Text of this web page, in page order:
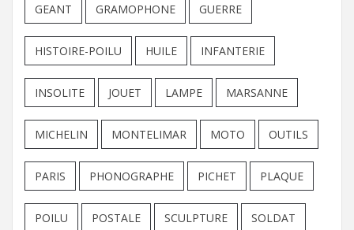
GEANT GRAMOPHONE GUERRE
HISTOIRE-POILU HUILE INFANTERIE
INSOLITE JOUET LAMPE MARSANNE
MICHELIN MONTELIMAR MOTO OUTILS
PARIS PHONOGRAPHE PICHET PLAQUE
POILU POSTALE SCULPTURE SOLDAT